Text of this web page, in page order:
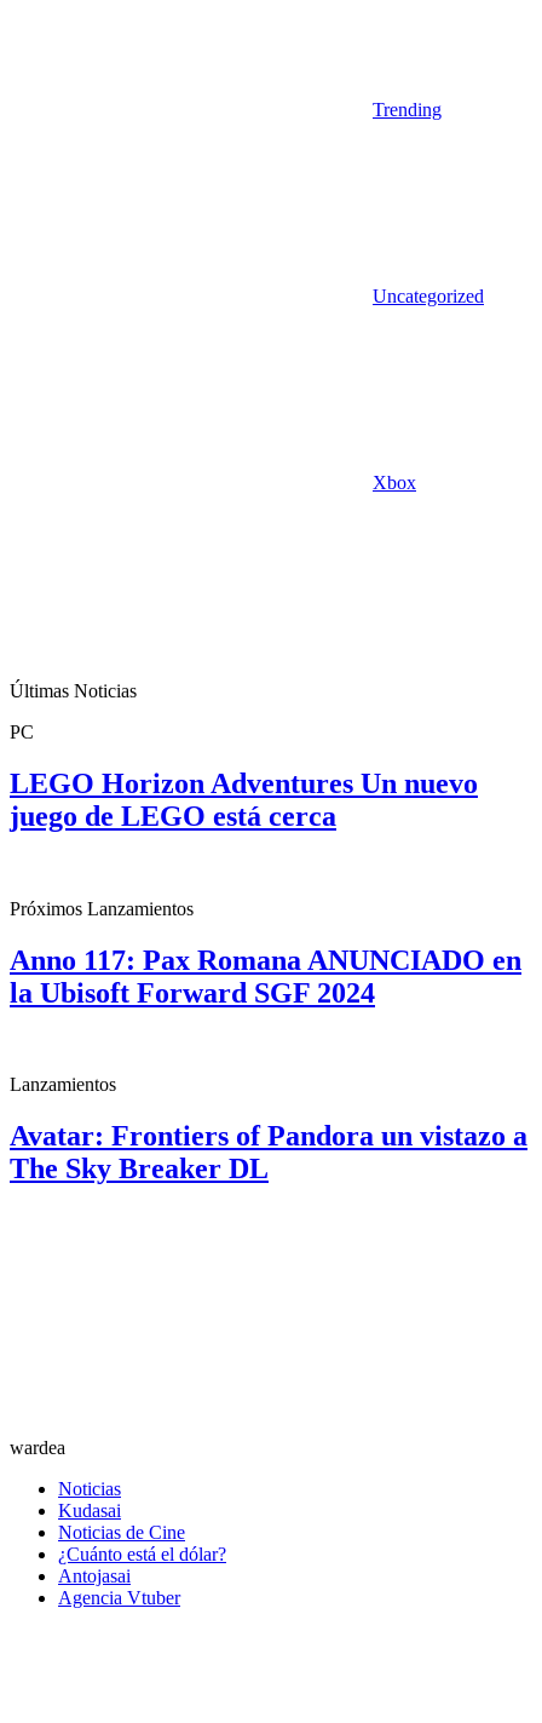
Trending
Uncategorized
Xbox
Últimas Noticias
PC
LEGO Horizon Adventures Un nuevo
juego de LEGO está cerca
Próximos Lanzamientos
Anno 117: Pax Romana ANUNCIADO en
la Ubisoft Forward SGF 2024
Lanzamientos
Avatar: Frontiers of Pandora un vistazo a
The Sky Breaker DL
wardea
Noticias
Kudasai
Noticias de Cine
¿Cuánto está el dólar?
Antojasai
Agencia Vtuber